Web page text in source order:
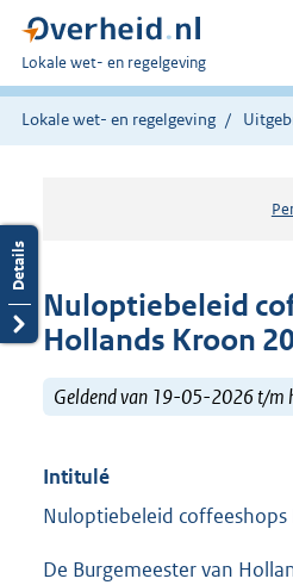
U
bent
hier:
Lokale wet- en regelgeving
Lokale wet- en regelgeving
Nuloptiebeleid
Hollands Kroon
Geldend van 19-05-2026 t/m
Intitulé
Nuloptiebeleid
De Burgemeester van